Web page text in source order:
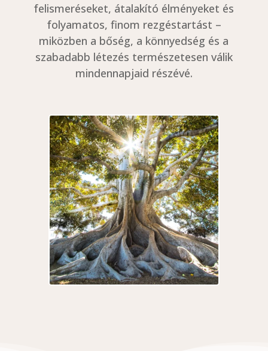
felismeréseket, átalakító élményeket és
folyamatos, finom rezgéstartást –
miközben a bőség, a könnyedség és a
szabadabb létezés természetesen válik
mindennapjaid részévé.